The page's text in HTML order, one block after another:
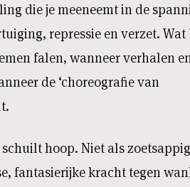
die je meeneemt in de
repressie en verzet.
falen, wanneer verhalen
de ‘choreografie van
hoop. Niet als
fantasierijke kracht tegen